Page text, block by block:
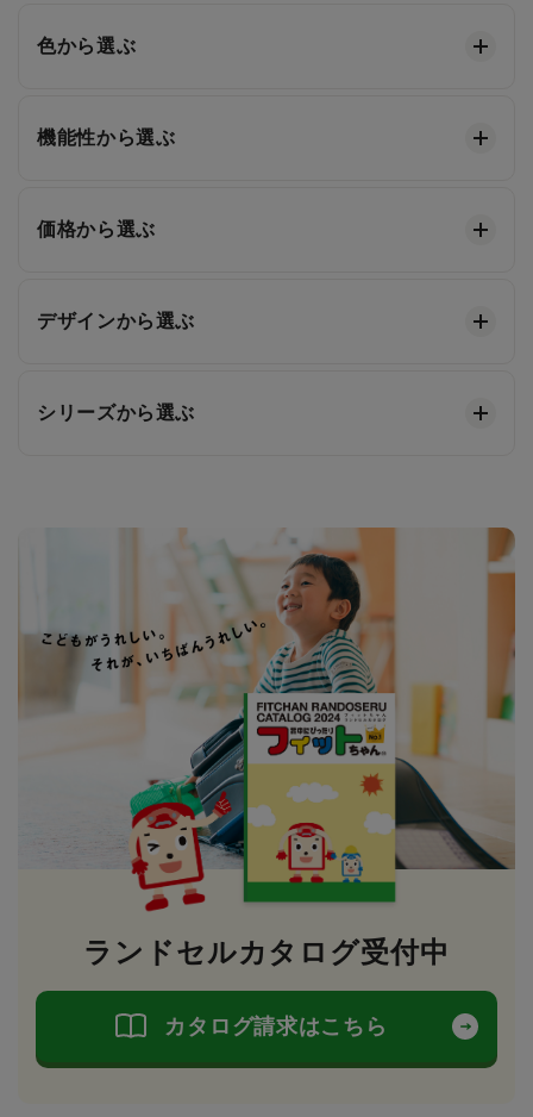
色から選ぶ
機能性から選ぶ
価格から選ぶ
デザインから選ぶ
シリーズから選ぶ
ランドセルカタログ受付中
カタログ請求はこちら